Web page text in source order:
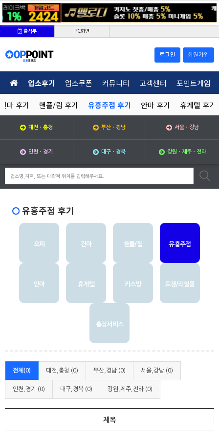
출석부 PC화면
로그인 회원가입
업소후기 업소쿠폰 커뮤니티 고객센터 포인트게임
건마 후기 핸플/립 후기 유흥주점 후기 안마 후기 휴게텔 후기
대전ㆍ충청 부산ㆍ경남 서울ㆍ강남
인천ㆍ경기 대구ㆍ경북 강원ㆍ제주ㆍ전라
유흥주점 후기
오피 건마 핸플/립 유흥주점
안마 휴게텔 키스방 트젠/리얼돌
출장서비스
전체(0) 대전,충청 (0) 부산,경남 (0) 서울,강남 (0)
인천,경기 (0) 대구,경북 (0) 강원,제주,전라 (0)
제목